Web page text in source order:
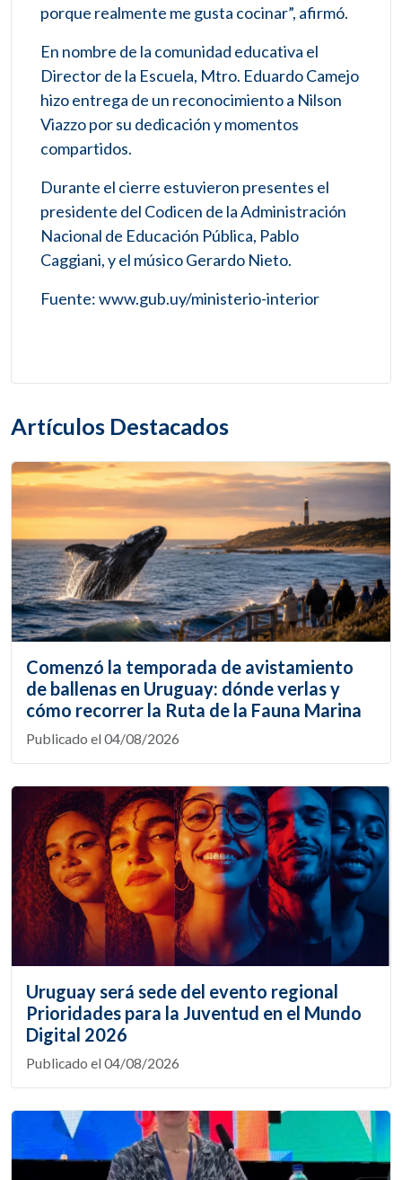
porque realmente me gusta cocinar”, afirmó.
En nombre de la comunidad educativa el
Director de la Escuela, Mtro. Eduardo Camejo
hizo entrega de un reconocimiento a Nilson
Viazzo por su dedicación y momentos
compartidos.
Durante el cierre estuvieron presentes el
presidente del Codicen de la Administración
Nacional de Educación Pública, Pablo
Caggiani, y el músico Gerardo Nieto.
Fuente: www.gub.uy/ministerio-interior
Artículos Destacados
Comenzó la temporada de avistamiento
de ballenas en Uruguay: dónde verlas y
cómo recorrer la Ruta de la Fauna Marina
Publicado el 04/08/2026
Uruguay será sede del evento regional
Prioridades para la Juventud en el Mundo
Digital 2026
Publicado el 04/08/2026